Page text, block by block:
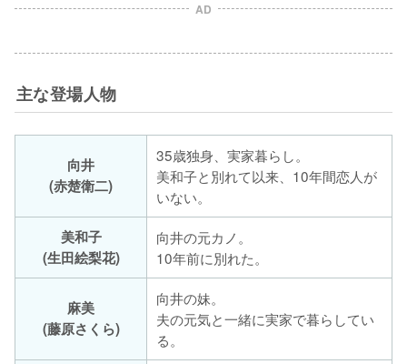
AD
主な登場人物
向井
(赤楚衛二)
35歳独身、実家暮らし。
美和子と別れて以来、10年間恋人が
いない。
美和子
(生田絵梨花)
向井の元カノ。
10年前に別れた。
麻美
(藤原さくら)
向井の妹。
夫の元気と一緒に実家で暮らしてい
る。